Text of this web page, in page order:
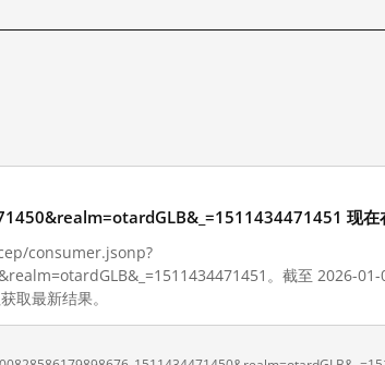
现在
consumer.jsonp?
。截至 2026-01-
取最新结果。